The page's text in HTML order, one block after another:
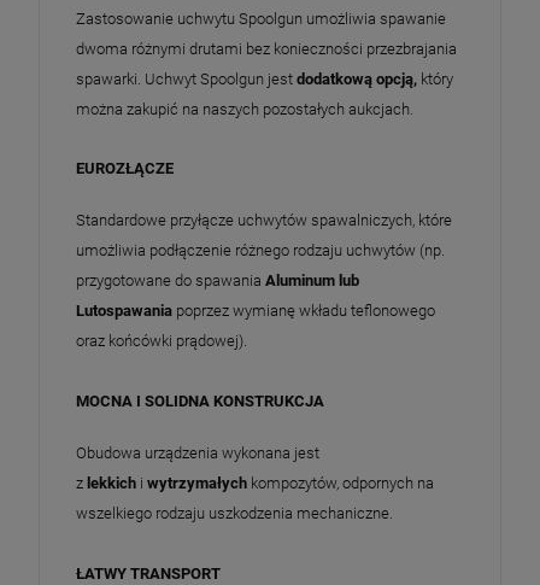
Zastosowanie uchwytu Spoolgun umożliwia spawanie
dwoma różnymi drutami bez konieczności przezbrajania
spawarki. Uchwyt Spoolgun jest dodatkową opcją, który
można zakupić na naszych pozostałych aukcjach.
EUROZŁĄCZE
Standardowe przyłącze uchwytów spawalniczych, które
umożliwia podłączenie różnego rodzaju uchwytów (np.
przygotowane do spawania Aluminum lub
Lutospawania poprzez wymianę wkładu teflonowego
oraz końcówki prądowej).
MOCNA I SOLIDNA KONSTRUKCJA
Obudowa urządzenia wykonana jest
z lekkich i wytrzymałych kompozytów, odpornych na
wszelkiego rodzaju uszkodzenia mechaniczne.
ŁATWY TRANSPORT